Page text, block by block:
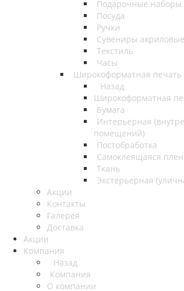
Подарочные наборы
Посуда
Ручки
Сувениры
Текстиль
Часы
Широкоформатная печать
Назад
Широкоформатная
Бумага
Интерьерная
помещений)
Постобработка
Самоклеящаяся
Ткань
Экстерьерная
Акции
Контакты
Галерея
Доставка
Акции
Компания
Назад
Компания
О компании